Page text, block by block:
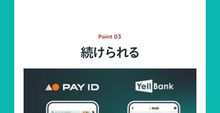
Point 03
続けられる